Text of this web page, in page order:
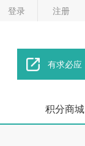
登录 注册
有求必应
积分商城